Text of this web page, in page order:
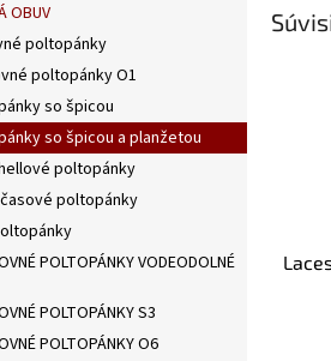
OBUV
poltopánky
poltopánky O1
so špicou
so špicou a planžetou
poltopánky
poltopánky
POLTOPÁNKY VODEODOLNÉ
POLTOPÁNKY S3
POLTOPÁNKY O6